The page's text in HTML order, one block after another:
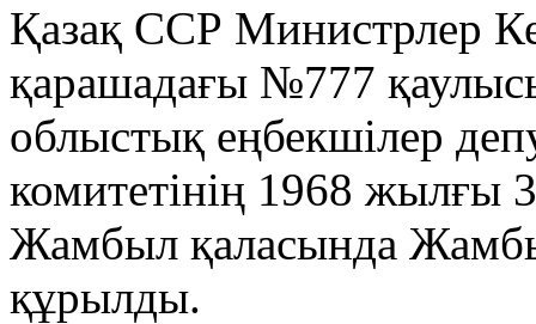
Қазақ ССР Министрлер
қарашадағы №777
облыстық еңбекшілер
комитетінің 1968 жылғы
Жамбыл қаласында
құрылды.